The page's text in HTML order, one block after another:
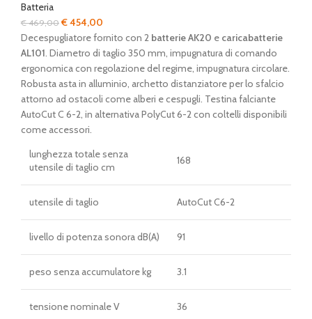
Batteria
€469,00Il
prezzo
originale
era:
€ 469,00.
€454,00
prezzo
attuale
è:
€ 454,00.
Decespugliatore fornito con 2 batterie AK20 e caricabatterie
AL101. Diametro di taglio 350 mm, impugnatura di comando
ergonomica con regolazione del regime, impugnatura circolare.
Robusta asta in alluminio, archetto distanziatore per lo sfalcio
attorno ad ostacoli come alberi e cespugli. Testina falciante
AutoCut C 6-2, in alternativa PolyCut 6-2 con coltelli disponibili
come accessori.
lunghezza totale senza
utensile di taglio cm
168
utensile di taglio AutoCut C6-2
livello di potenza sonora dB(A) 91
peso senza accumulatore kg 3.1
tensione nominale V 36